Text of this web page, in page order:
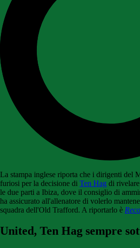
La stampa inglese riporta che i dirigenti del
furiosi per la decisione di Ten Hag di
le due parti a Ibiza, dove il consiglio di
ha assicurato all'allenatore di volerlo
squadra dell'Old Trafford. A riportarlo è
United, Ten Hag sempre